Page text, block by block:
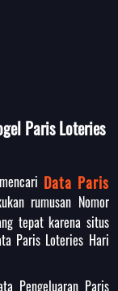
Paris Loteries
Data Paris
rumusan Nomor
tepat karena situs
Paris Loteries Hari
Pengeluaran Paris